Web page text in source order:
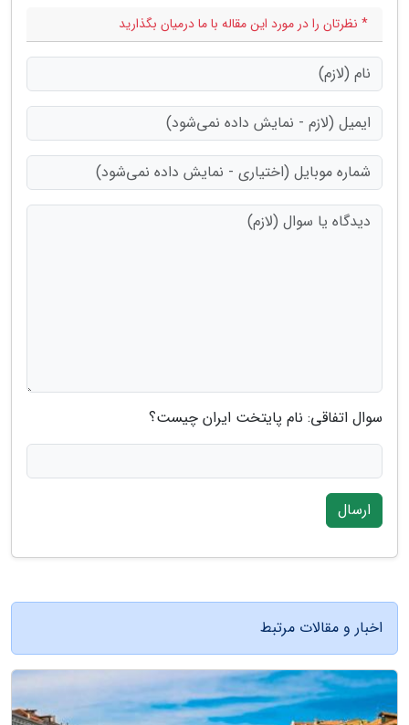
* نظرتان را در مورد این مقاله با ما درمیان بگذارید
سوال اتفاقی: نام پایتخت ایران چیست؟
ارسال
اخبار و مقالات مرتبط